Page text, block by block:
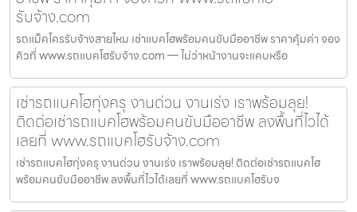
รับจ้าง.com
รถแม็คโครรับจ้างสายไหม เช่าแบคโฮพร้อมคนขับมืออาชีพ ราคาคุ้มค่า จอง
คิวที่ www.รถแบคโฮรับจ้าง.com — ไม่ว่าหน้างานจะแคบหรือ
เช่ารถแบคโฮทุ่งครุ งานด่วน งานเร่ง เราพร้อมลุย!
ติดต่อเช่ารถแบคโฮพร้อมคนขับมืออาชีพ ลงพื้นที่ไวได้
เลยที่ www.รถแบคโฮรับจ้าง.com
เช่ารถแบคโฮทุ่งครุ งานด่วน งานเร่ง เราพร้อมลุย! ติดต่อเช่ารถแบคโฮ
พร้อมคนขับมืออาชีพ ลงพื้นที่ไวได้เลยที่ www.รถแบคโฮรับจ